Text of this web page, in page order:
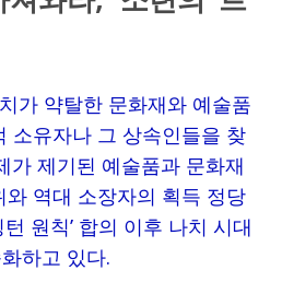
가 약탈한 문화재와 예술품
소유자나 그 상속인들을 찾
가 제기된 예술품과 문화재
역대 소장자의 획득 정당
원칙’ 합의 이후 나치 시대
하고 있다.